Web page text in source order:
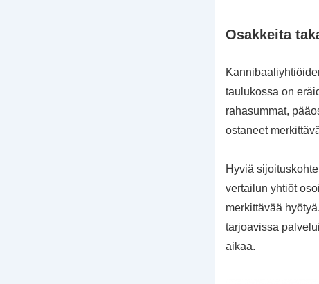
Osakkeita
taulukossa on
rahasummat,
ostaneet
Hyviä
vertailun yhtiöt
merkittävää
tarjoavissa
aikaa.